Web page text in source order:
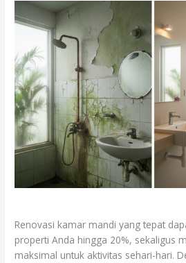
Renovasi kamar mandi yang tepat
properti Anda hingga 20%, sekaligus
maksimal untuk aktivitas sehari-hari.